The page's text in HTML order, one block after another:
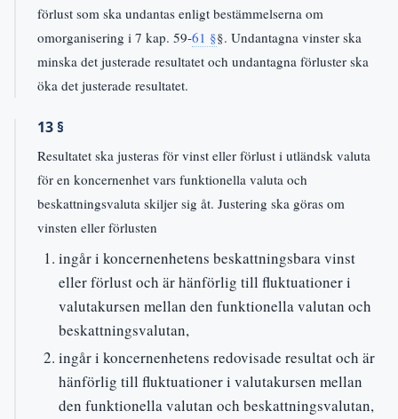
förlust som ska undantas enligt bestämmelserna om
omorganisering i 7 kap. 59-61 §§. Undantagna vinster ska
minska det justerade resultatet och undantagna förluster ska
öka det justerade resultatet.
13 §
Resultatet ska justeras för vinst eller förlust i utländsk valuta
för en koncernenhet vars funktionella valuta och
beskattningsvaluta skiljer sig åt. Justering ska göras om
vinsten eller förlusten
ingår i koncernenhetens beskattningsbara vinst
eller förlust och är hänförlig till fluktuationer i
valutakursen mellan den funktionella valutan och
beskattningsvalutan,
ingår i koncernenhetens redovisade resultat och är
hänförlig till fluktuationer i valutakursen mellan
den funktionella valutan och beskattningsvalutan,